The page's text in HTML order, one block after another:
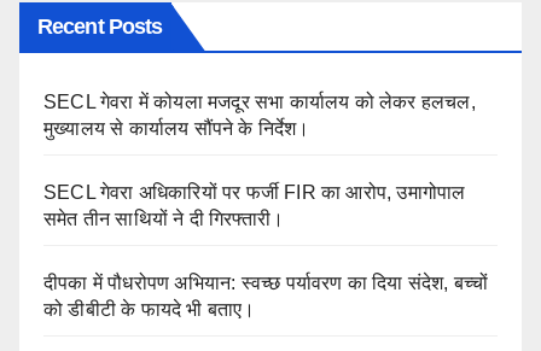
Recent Posts
SECL गेवरा में कोयला मजदूर सभा कार्यालय को लेकर हलचल,
मुख्यालय से कार्यालय सौंपने के निर्देश।
SECL गेवरा अधिकारियों पर फर्जी FIR का आरोप, उमागोपाल
समेत तीन साथियों ने दी गिरफ्तारी।
दीपका में पौधरोपण अभियान: स्वच्छ पर्यावरण का दिया संदेश, बच्चों
को डीबीटी के फायदे भी बताए।